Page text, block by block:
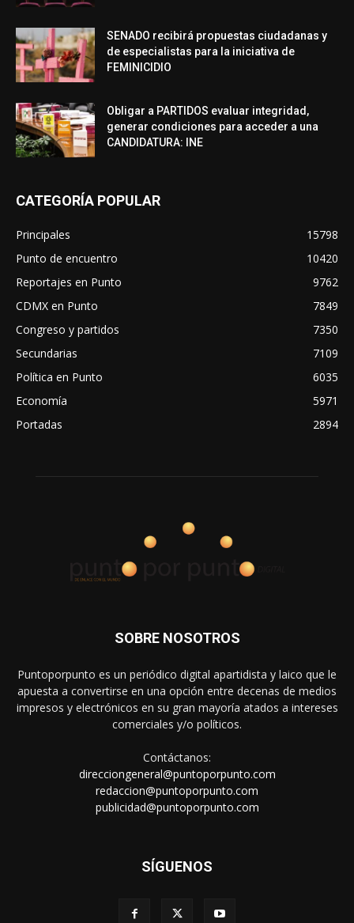
SENADO recibirá propuestas ciudadanas y
de especialistas para la iniciativa de
FEMINICIDIO
Obligar a PARTIDOS evaluar integridad,
generar condiciones para acceder a una
CANDIDATURA: INE
CATEGORÍA POPULAR
Principales
15798
Punto de encuentro
10420
Reportajes en Punto
9762
CDMX en Punto
7849
Congreso y partidos
7350
Secundarias
7109
Política en Punto
6035
Economía
5971
Portadas
2894
SOBRE NOSOTROS
Puntoporpunto es un periódico digital apartidista y laico que le
apuesta a convertirse en una opción entre decenas de medios
impresos y electrónicos en su gran mayoría atados a intereses
comerciales y/o políticos.
Contáctanos:
direcciongeneral@puntoporpunto.com
redaccion@puntoporpunto.com
publicidad@puntoporpunto.com
SÍGUENOS